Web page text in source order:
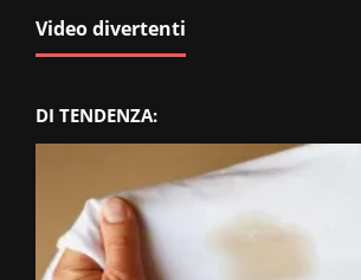
Video divertenti
DI TENDENZA: